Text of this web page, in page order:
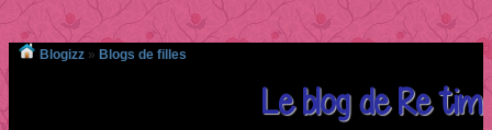
Blogizz » Blogs de filles
Le blog de Re